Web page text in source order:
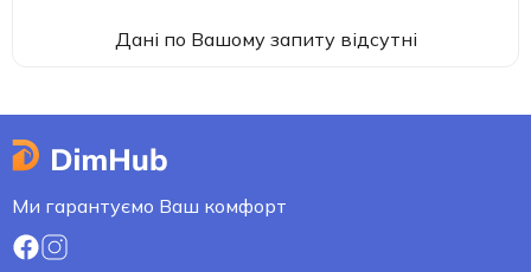
Дані по Вашому запиту відсутні
Ми гарантуємо Ваш комфорт